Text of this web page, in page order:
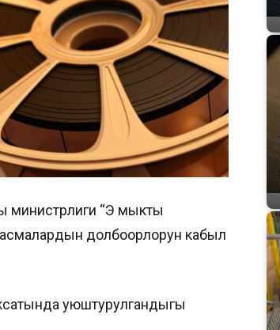
“Эң мыкты
долбоорлорун кабыл
уюштурулгандыгы